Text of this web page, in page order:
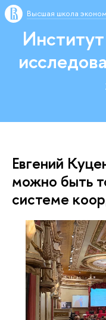
Высшая школа
Евгений
можно быть
системе